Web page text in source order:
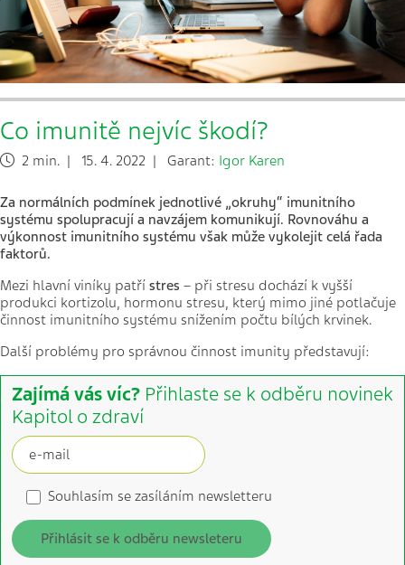
Co imunitě nejvíc škodí?
2 min. | 15. 4. 2022 | Garant: Igor Karen
Za normálních podmínek jednotlivé „okruhy“ imunitního
systému spolupracují a navzájem komunikují. Rovnováhu a
výkonnost imunitního systému však může vykolejit celá řada
faktorů.
Mezi hlavní viníky patří stres – při stresu dochází k vyšší
produkci kortizolu, hormonu stresu, který mimo jiné potlačuje
činnost imunitního systému snížením počtu bílých krvinek.
Další problémy pro správnou činnost imunity představují:
Zajímá vás víc? Přihlaste se k odběru novinek
Kapitol o zdraví
Souhlasím se zasíláním newsletteru
Přihlásit se k odběru newsleteru